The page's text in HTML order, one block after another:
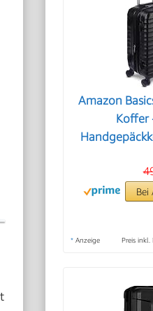
Amazon
Koffer
Bei
* Anzeige Preis inkl.